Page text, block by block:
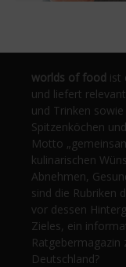
worlds of food ist
und liefert
und Trinken
Spitzenköchen
Motto
kulinarischen
Abnehmen,
sind die Rubriken
vor dessen
Zieles, ein
Ratgebermagazin
Deutschland?